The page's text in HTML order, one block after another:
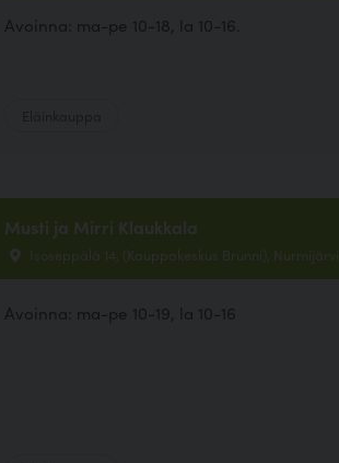
Avoinna: ma-pe 10-18, la 10-16.
Musti ja Mirri Klaukkala
Isoseppälä 14, (Kauppakeskus Brunni), Nurmijärvi
Avoinna: ma-pe 10-19, la 10-16